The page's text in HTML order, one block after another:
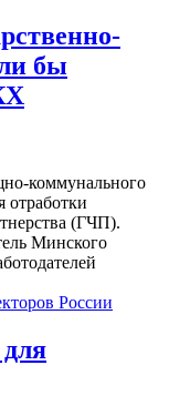
бы
коммунального
отработки
(ГЧП).
Минского